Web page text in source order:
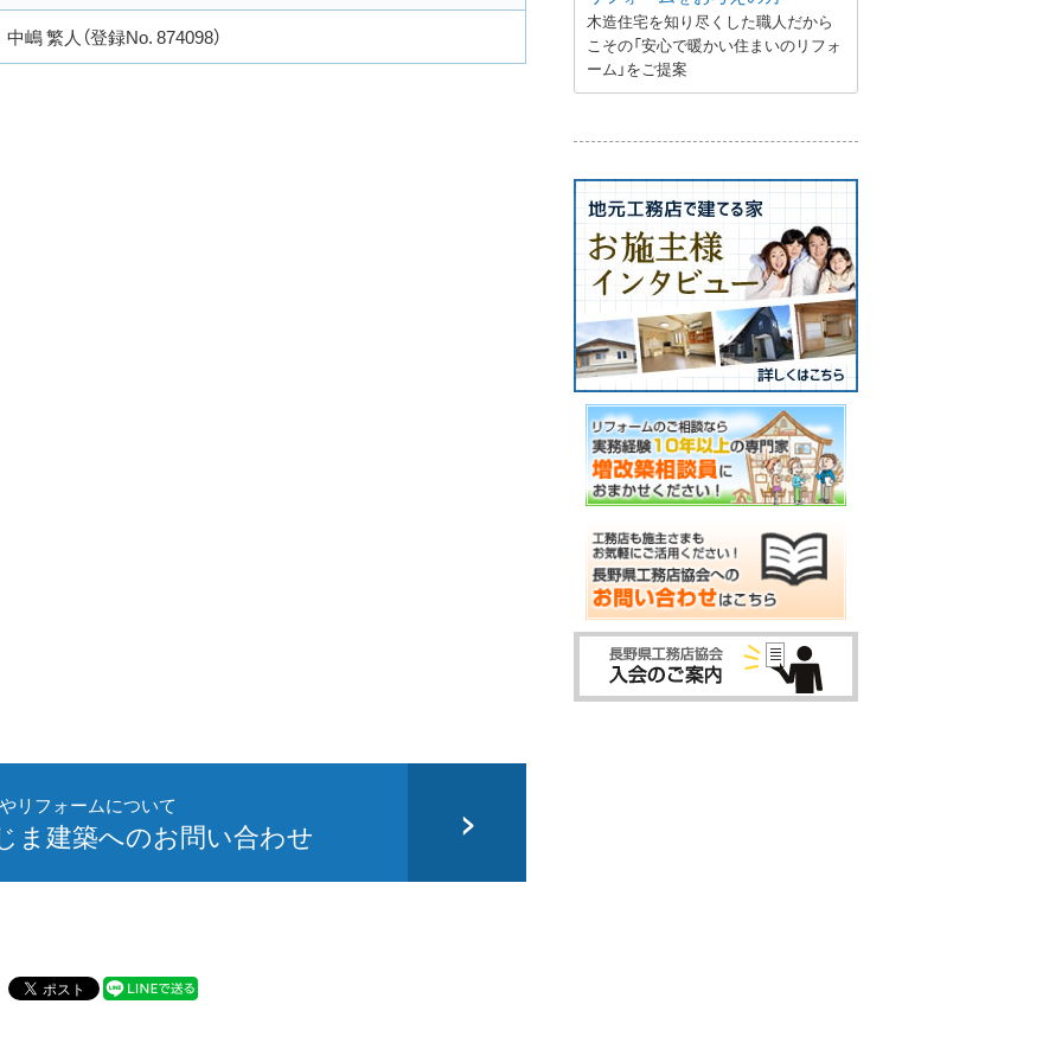
中嶋 繁人（登録No. 874098）
リフォームについて
ま建築へのお問い合わせ
木造住宅を知り尽くした職人だから
こその「安心で暖かい住まいのリフォ
ーム」をご提案